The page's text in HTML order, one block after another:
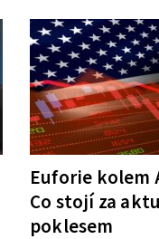
Euforie kolem
Co stojí za
poklesem